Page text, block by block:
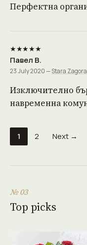
Перфектна
★★★★★
Павел В.
23 July 2020 —Stara Zagora
Изключително
навременна
1 2 Next →
№ 03
Top picks